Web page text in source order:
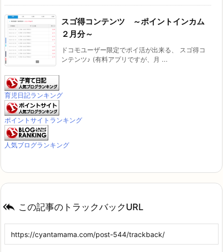
スゴ得コンテンツ ～ポイントインカム
２月分～
ドコモユーザー限定でポイ活が出来る、 スゴ得コ
ンテンツ♪ (有料アプリですが、月 ...
育児日記ランキング
ポイントサイトランキング
人気ブログランキング
 この記事のトラックバックURL